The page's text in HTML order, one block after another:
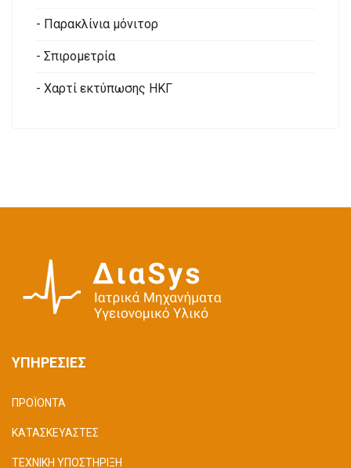
- Παρακλίνια μόνιτορ
- Σπιρομετρία
- Χαρτί εκτύπωσης ΗΚΓ
ΥΠΗΡΕΣΙΕΣ
ΠΡΟΪΟΝΤΑ
ΚΑΤΑΣΚΕΥΑΣΤΕΣ
ΤΕΧΝΙΚΗ ΥΠΟΣΤΗΡΙΞΗ